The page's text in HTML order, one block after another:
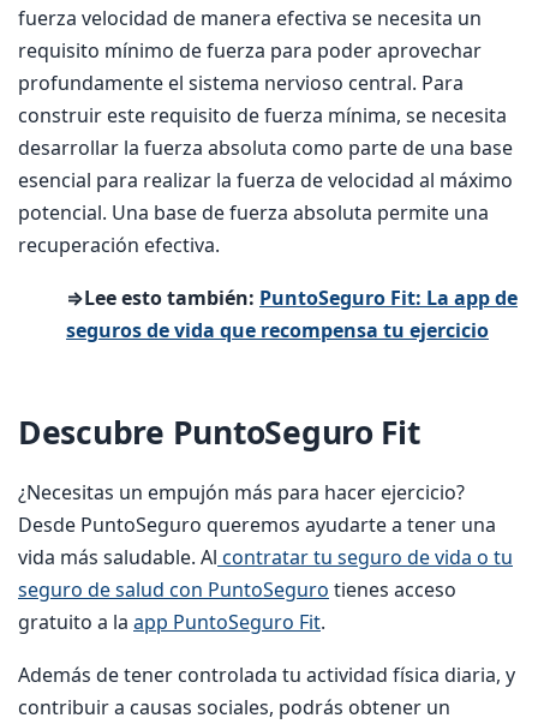
fuerza velocidad de manera efectiva se necesita un
requisito mínimo de fuerza para poder aprovechar
profundamente el sistema nervioso central. Para
construir este requisito de fuerza mínima, se necesita
desarrollar la fuerza absoluta como parte de una base
esencial para realizar la fuerza de velocidad al máximo
potencial. Una base de fuerza absoluta permite una
recuperación efectiva.
⇒Lee esto también: PuntoSeguro Fit: La app de
seguros de vida que recompensa tu ejercicio
Descubre PuntoSeguro Fit
¿Necesitas un empujón más para hacer ejercicio?
Desde PuntoSeguro queremos ayudarte a tener una
vida más saludable. Al contratar tu seguro de vida o tu
seguro de salud con PuntoSeguro tienes acceso
gratuito a la app PuntoSeguro Fit.
Además de tener controlada tu actividad física diaria, y
contribuir a causas sociales, podrás obtener un